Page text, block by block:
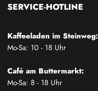
SERVICE-HOTLINE
Kaffeeladen im Steinweg:
Mo-Sa: 10 - 18 Uhr
Café am Buttermarkt:
Mo-Sa: 8 - 18 Uhr